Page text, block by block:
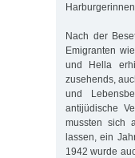
Nach der
Emigranten
und Hella
zusehends,
und
antijüdische
mussten sich
lassen, ein
1942 wurde